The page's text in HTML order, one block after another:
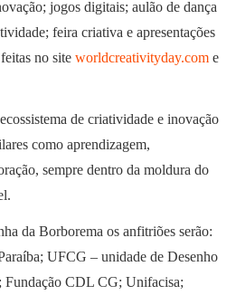
jogos digitais; aulão de dança
feira criativa e apresentações
no site worldcreativityday.com e
de criatividade e inovação
como aprendizagem,
sempre dentro da moldura do
da Borborema os anfitriões serão:
UFCG – unidade de Desenho
CDL CG; Unifacisa;